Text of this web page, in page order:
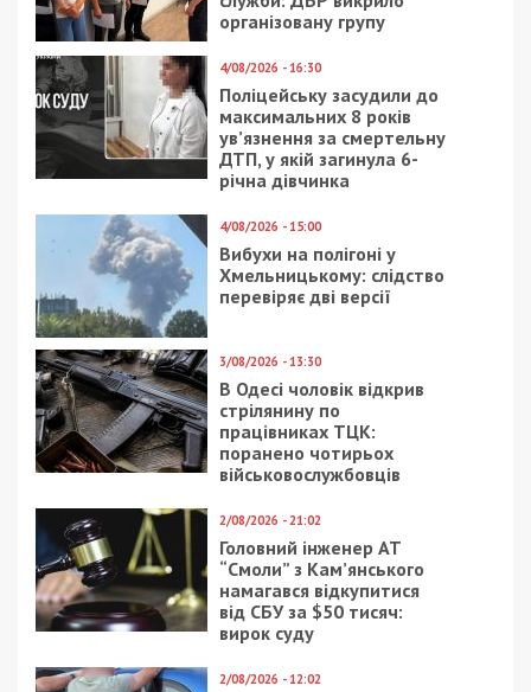
організовану групу
4/08/2026 - 16:30
Поліцейську засудили до
максимальних 8 років
ув’язнення за смертельну
ДТП, у якій загинула 6-
річна дівчинка
4/08/2026 - 15:00
Вибухи на полігоні у
Хмельницькому: слідство
перевіряє дві версії
3/08/2026 - 13:30
В Одесі чоловік відкрив
стрілянину по
працівниках ТЦК:
поранено чотирьох
військовослужбовців
2/08/2026 - 21:02
Головний інженер АТ
“Смоли” з Кам’янського
намагався відкупитися
від СБУ за $50 тисяч:
вирок суду
2/08/2026 - 12:02